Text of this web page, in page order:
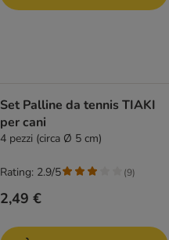
Set Palline da tennis TIAKI
per cani
4 pezzi (circa Ø 5 cm)
2,49 €
Rating: 2.9/5 (9)